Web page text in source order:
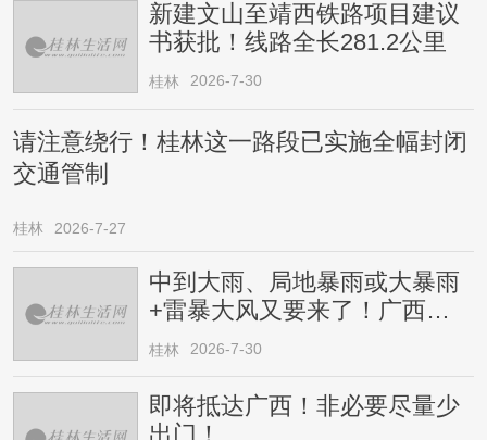
新建文山至靖西铁路项目建议
书获批！线路全长281.2公里
桂林 2026-7-30
请注意绕行！桂林这一路段已实施全幅封闭
交通管制
桂林 2026-7-27
中到大雨、局地暴雨或大暴雨
+雷暴大风又要来了！广西人
请注意
桂林 2026-7-30
即将抵达广西！非必要尽量少